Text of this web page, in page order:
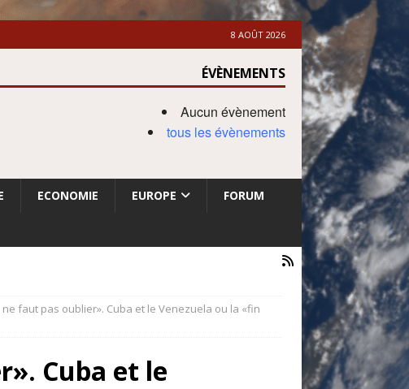
8 AOÛT 2026
ÉVÈNEMENTS
Aucun évènement
tous les évènements
ECONOMIE EUROPE FORUM
ne faut pas oublier». Cuba et le Venezuela ou la «fin
Cuba et le